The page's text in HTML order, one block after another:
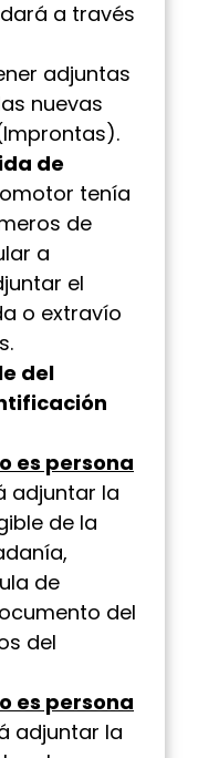
a través
adjuntas
nuevas
de
tenía
de
a
el
o extravío
del
es persona
adjuntar la
de la
de
del
del
es persona
adjuntar la